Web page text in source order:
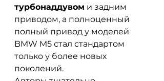
турбонаддувом и задним
приводом, а полноценный
полный привод у моделей
BMW M5 стал стандартом
только у более новых
поколений.